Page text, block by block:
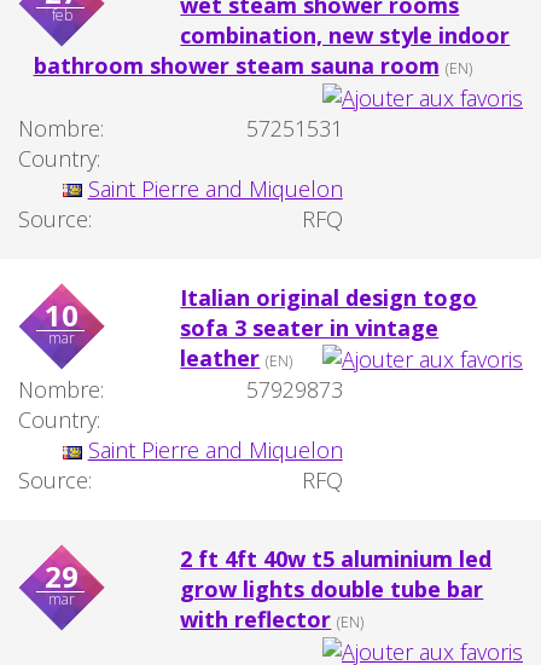
feb
combination, new style indoor
bathroom shower steam sauna room (EN)
Nombre:
57251531
Country:
Saint Pierre and Miquelon
Source:
RFQ
10
mar
Italian original design togo
sofa 3 seater in vintage
leather (EN)
Nombre:
57929873
Country:
Saint Pierre and Miquelon
Source:
RFQ
29
mar
2 ft 4ft 40w t5 aluminium led
grow lights double tube bar
with reflector (EN)